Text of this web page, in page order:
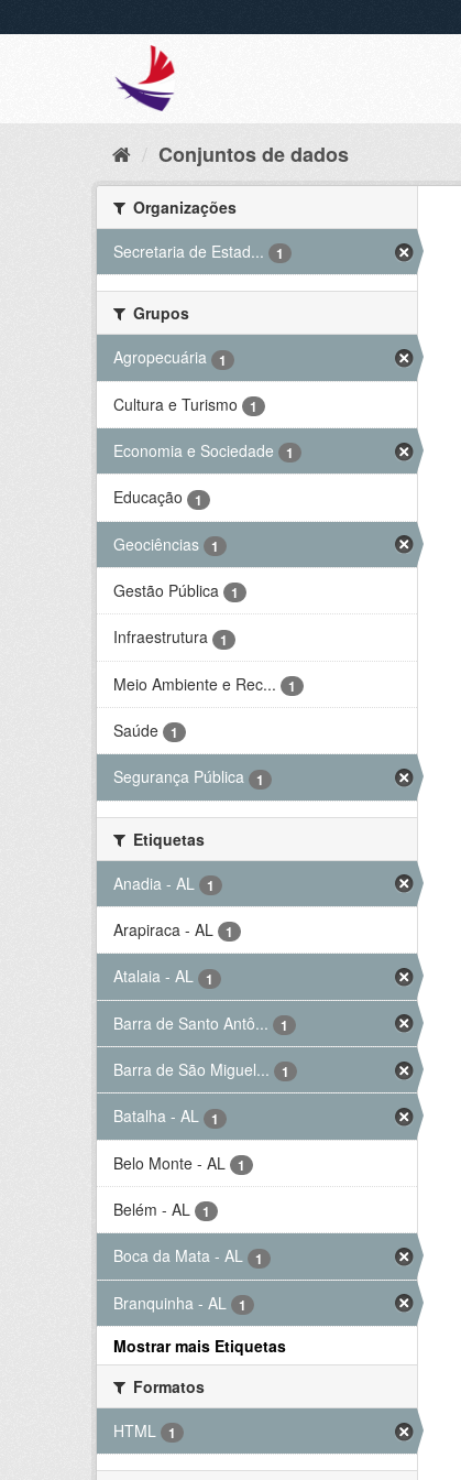
Conjuntos de dados
Organizações
Secretaria de Estad...
1
Grupos
Agropecuária
1
Cultura e Turismo 1
Economia e Sociedade 1
Educação 1
Geociências 1
Gestão Pública 1
Infraestrutura 1
Meio Ambiente e Rec... 1
Saúde 1
Segurança Pública 1
Etiquetas
Anadia - AL
1
Arapiraca - AL 1
Atalaia - AL 1
Barra de Santo Antô... 1
Barra de São Miguel... 1
Batalha - AL 1
Belo Monte - AL 1
Belém - AL 1
Boca da Mata - AL 1
Branquinha - AL 1
Mostrar mais Etiquetas
Formatos
HTML
1